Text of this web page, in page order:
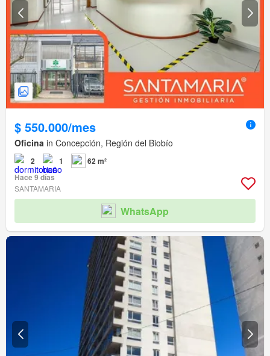
$ 550.000/mes
Oficina in Concepción, Región del Biobío
2 1
62 m²
Hace 9 días
SANTAMARIA
WhatsApp